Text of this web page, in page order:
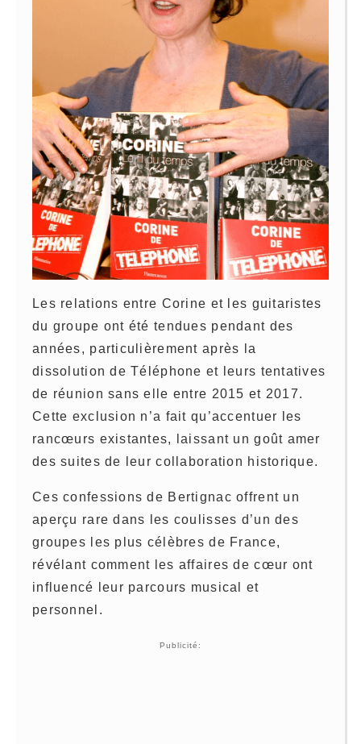
Les relations entre Corine et les guitaristes
du groupe ont été tendues pendant des
années, particulièrement après la
dissolution de Téléphone et leurs tentatives
de réunion sans elle entre 2015 et 2017.
Cette exclusion n’a fait qu’accentuer les
rancœurs existantes, laissant un goût amer
des suites de leur collaboration historique.
Ces confessions de Bertignac offrent un
aperçu rare dans les coulisses d’un des
groupes les plus célèbres de France,
révélant comment les affaires de cœur ont
influencé leur parcours musical et
personnel.
Publicité: